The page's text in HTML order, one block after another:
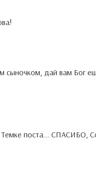
сыночком, дай вам Бог
поста... СПАСИБО,